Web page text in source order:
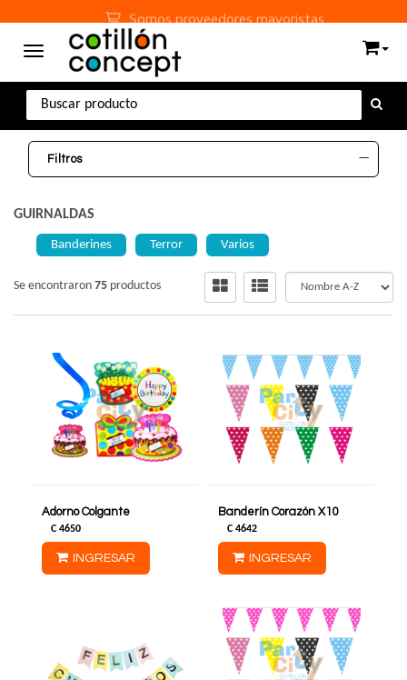
Somos proveedores mayoristas
Toggle navigation
Filtros
GUIRNALDAS
Banderines Terror Varios
Se encontraron 75 productos
Adorno Colgante
C 4650
INGRESAR
Banderín Corazón X10
C 4642
INGRESAR